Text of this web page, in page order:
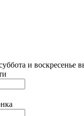
и воскресенье